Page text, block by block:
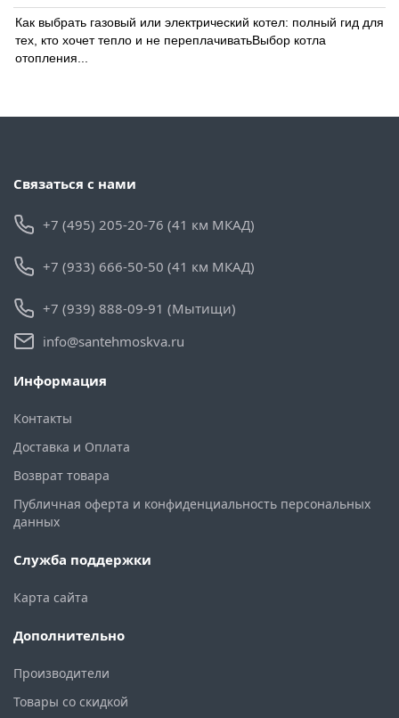
Как выбрать газовый или электрический котел: полный гид для
тех, кто хочет тепло и не переплачиватьВыбор котла
отопления...
Связаться с нами
+7 (495) 205-20-76 (41 км МКАД)
+7 (933) 666-50-50 (41 км МКАД)
+7 (939) 888-09-91 (Мытищи)
info@santehmoskva.ru
Информация
Контакты
Доставка и Оплата
Возврат товара
Публичная оферта и конфиденциальность персональных
данных
Служба поддержки
Карта сайта
Дополнительно
Производители
Товары со скидкой